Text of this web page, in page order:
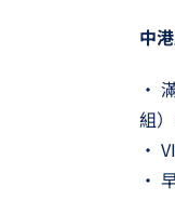
中
•
組）
•
•